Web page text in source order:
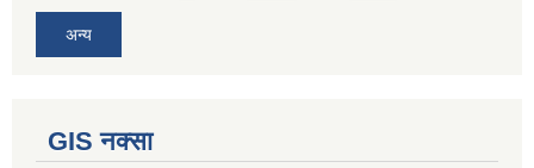
अन्य
GIS नक्सा